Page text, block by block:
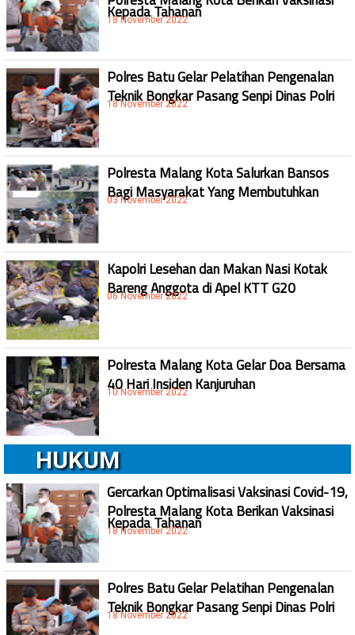
Kepada Tahanan
18 November 2022
Polres Batu Gelar Pelatihan Pengenalan
Teknik Bongkar Pasang Senpi Dinas Polri
18 November 2022
Polresta Malang Kota Salurkan Bansos
Bagi Masyarakat Yang Membutuhkan
03 November 2022
Kapolri Lesehan dan Makan Nasi Kotak
Bareng Anggota di Apel KTT G20
06 November 2022
Polresta Malang Kota Gelar Doa Bersama
40 Hari Insiden Kanjuruhan
10 November 2022
HUKUM
Gercarkan Optimalisasi Vaksinasi Covid-19,
Polresta Malang Kota Berikan Vaksinasi
Kepada Tahanan
18 November 2022
Polres Batu Gelar Pelatihan Pengenalan
Teknik Bongkar Pasang Senpi Dinas Polri
18 November 2022